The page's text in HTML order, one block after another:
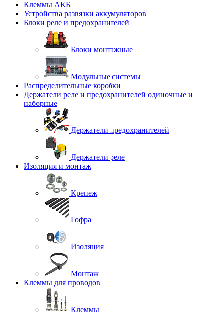
Клеммы АКБ
Устройства развязки аккумуляторов
Блоки реле и предохранителей
Блоки монтажные
Модульные системы
Распределительные коробки
Держатели реле и предохранителей одиночные и
наборные
Держатели предохранителей
Держатели реле
Изоляция и монтаж
Крепеж
Гофра
Изоляция
Монтаж
Клеммы для проводов
Клеммы